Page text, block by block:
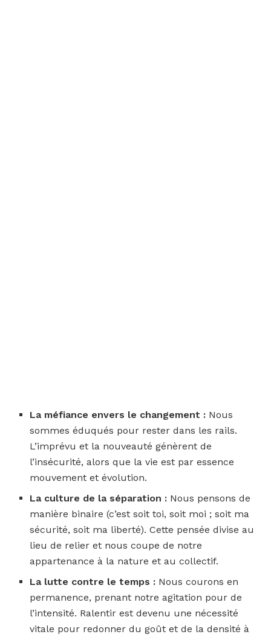
La méfiance envers le changement : Nous
sommes éduqués pour rester dans les rails.
L’imprévu et la nouveauté génèrent de
l’insécurité, alors que la vie est par essence
mouvement et évolution.
La culture de la séparation : Nous pensons de
manière binaire (c’est soit toi, soit moi ; soit ma
sécurité, soit ma liberté). Cette pensée divise au
lieu de relier et nous coupe de notre
appartenance à la nature et au collectif.
La lutte contre le temps : Nous courons en
permanence, prenant notre agitation pour de
l’intensité. Ralentir est devenu une nécessité
vitale pour redonner du goût et de la densité à